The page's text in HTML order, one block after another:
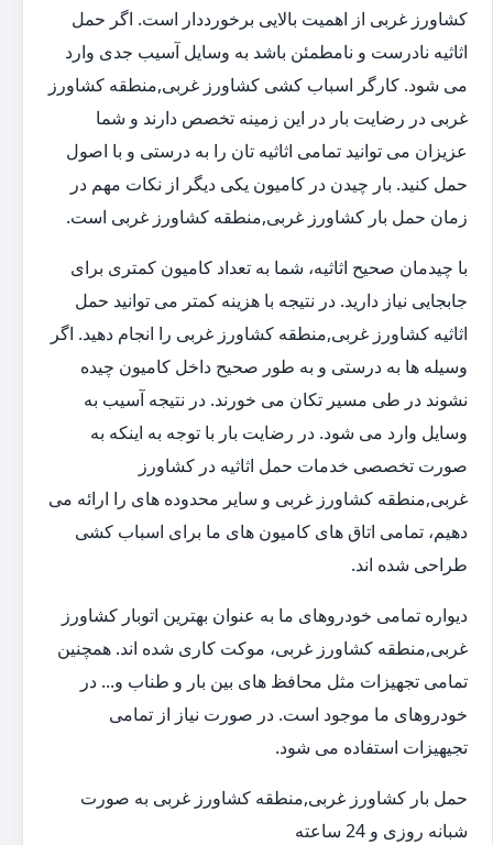
کشاورز غربی از اهمیت بالایی برخورددار است. اگر حمل
اثاثیه نادرست و نامطمئن باشد به وسایل آسیب جدی وارد
می شود. کارگر اسباب کشی کشاورز غربی,منطقه کشاورز
غربی در رضایت بار در این زمینه تخصص دارند و شما
عزیزان می توانید تمامی اثاثیه تان را به درستی و با اصول
حمل کنید. بار چیدن در کامیون یکی دیگر از نکات مهم در
زمان حمل بار کشاورز غربی,منطقه کشاورز غربی است.
با چیدمان صحیح اثاثیه، شما به تعداد کامیون کمتری برای
جابجایی نیاز دارید. در نتیجه با هزینه کمتر می توانید حمل
اثاثیه کشاورز غربی,منطقه کشاورز غربی را انجام دهید. اگر
وسیله ها به درستی و به طور صحیح داخل کامیون چیده
نشوند در طی مسیر تکان می خورند. در نتیجه آسیب به
وسایل وارد می شود. در رضایت بار با توجه به اینکه به
صورت تخصصی خدمات حمل اثاثیه در کشاورز
غربی,منطقه کشاورز غربی و سایر محدوده های را ارائه می
دهیم، تمامی اتاق های کامیون های ما برای اسباب کشی
طراحی شده اند.
دیواره تمامی خودروهای ما به عنوان بهترین اتوبار کشاورز
غربی,منطقه کشاورز غربی، موکت کاری شده اند. همچنین
تمامی تجهیزات مثل محافظ های بین بار و طناب و... در
خودروهای ما موجود است. در صورت نیاز از تمامی
تجیهیزات استفاده می شود.
حمل بار کشاورز غربی,منطقه کشاورز غربی به صورت
شبانه روزی و 24 ساعته